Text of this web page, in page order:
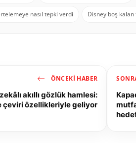
nasıl tepki verdi Disney boş
ÖNCEKI HABER
akıllı gözlük hamlesi:
çeviri özellikleriyle geliyor